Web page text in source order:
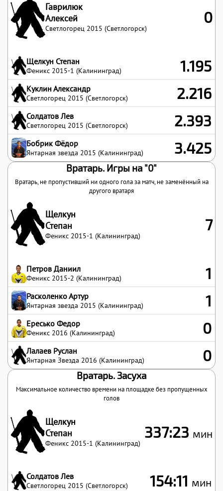
Гаврилюк
Алексей
Светлогорец 2015 (Светлогорск)
0
Щелкун Степан
Феникс 2015-1 (Калининград) 1.195
Куклин Александр
Светлогорец 2015 (Светлогорск) 2.216
Солдатов Лев
Светлогорец 2015 (Светлогорск) 2.393
Бобрик Фёдор
Янтарная звезда 2015 (Калининград) 3.425
Вратарь. Игры на "0"
Вратарь, не пропустивший ни одного гола за матч, не заменённый на
другого вратаря
Щелкун
Степан
Феникс 2015-1 (Калининград)
7
Петров Даниил
Феникс 2015-2 (Калининград) 1
Расколенко Артур
Янтарная звезда 2015 (Калининград) 1
Ересько Федор
Феникс 2016 (Калининград) 0
Лалаев Руслан
Янтарная Звезда 2016 (Калининград) 0
Вратарь. Засуха
Максимальное количество времени на площадке без пропущенных
голов
Щелкун
Степан
Феникс 2015-1 (Калининград)
337:23 мин
Солдатов Лев
Светлогорец 2015 (Светлогорск) 154:11 мин